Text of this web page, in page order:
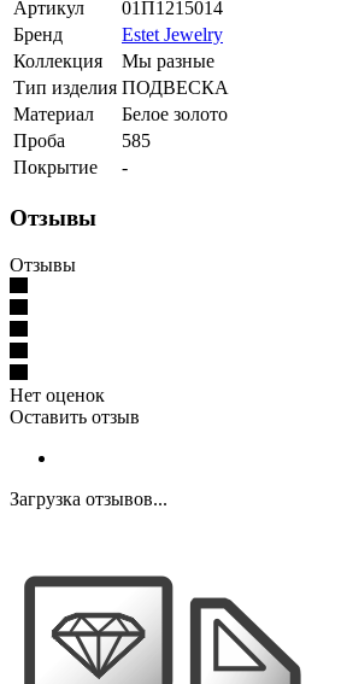
Артикул
01П1215014
Бренд
Estet Jewelry
Коллекция
Мы разные
Тип изделия ПОДВЕСКА
Материал
Белое золото
Проба
585
Покрытие
-
Отзывы
Отзывы
Нет оценок
Оставить отзыв
Загрузка отзывов...